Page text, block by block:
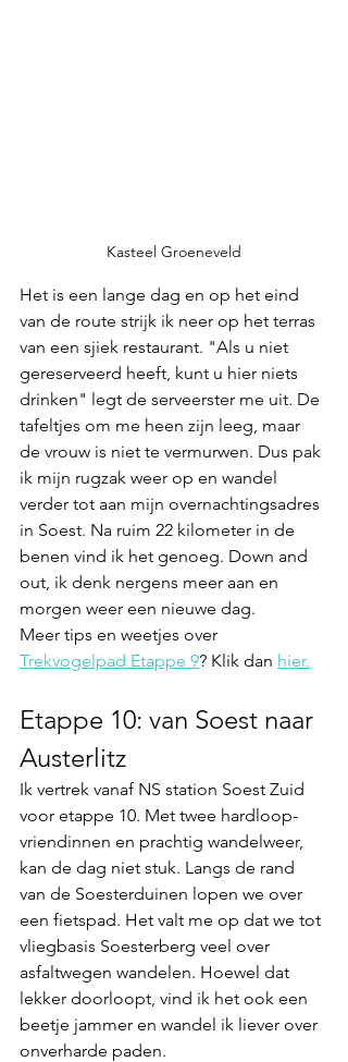
Kasteel Groeneveld
Het is een lange dag en op het eind
van de route strijk ik neer op het terras
van een sjiek restaurant. "Als u niet
gereserveerd heeft, kunt u hier niets
drinken" legt de serveerster me uit. De
tafeltjes om me heen zijn leeg, maar
de vrouw is niet te vermurwen. Dus pak
ik mijn rugzak weer op en wandel
verder tot aan mijn overnachtingsadres
in Soest. Na ruim 22 kilometer in de
benen vind ik het genoeg. Down and
out, ik denk nergens meer aan en
morgen weer een nieuwe dag.
Meer tips en weetjes over
Trekvogelpad Etappe 9? Klik dan hier.
Etappe 10: van Soest naar
Austerlitz
Ik vertrek vanaf NS station Soest Zuid
voor etappe 10. Met twee hardloop-
vriendinnen en prachtig wandelweer,
kan de dag niet stuk. Langs de rand
van de Soesterduinen lopen we over
een fietspad. Het valt me op dat we tot
vliegbasis Soesterberg veel over
asfaltwegen wandelen. Hoewel dat
lekker doorloopt, vind ik het ook een
beetje jammer en wandel ik liever over
onverharde paden.